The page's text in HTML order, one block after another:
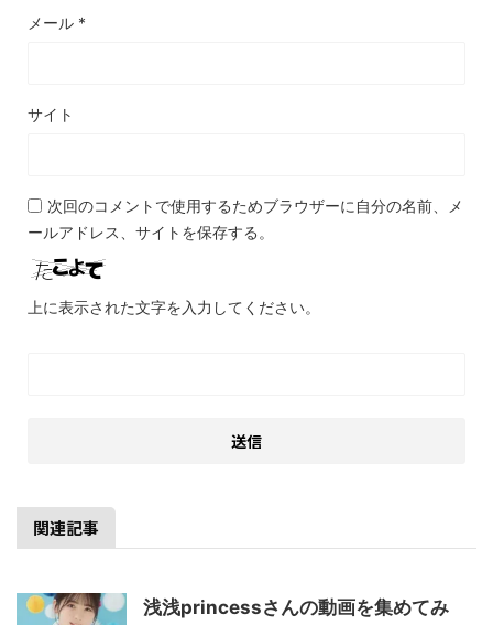
メール *
サイト
次回のコメントで使用するためブラウザーに自分の名前、メ
ールアドレス、サイトを保存する。
上に表示された文字を入力してください。
関連記事
浅浅princessさんの動画を集めてみ